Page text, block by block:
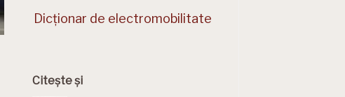
Dicționar de electromobilitate
Citește și